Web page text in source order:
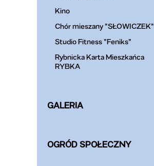
Kino
Chór mieszany "SŁOWICZEK"
Studio Fitness "Feniks"
Rybnicka Karta Mieszkańca
RYBKA
GALERIA
OGRÓD SPOŁECZNY